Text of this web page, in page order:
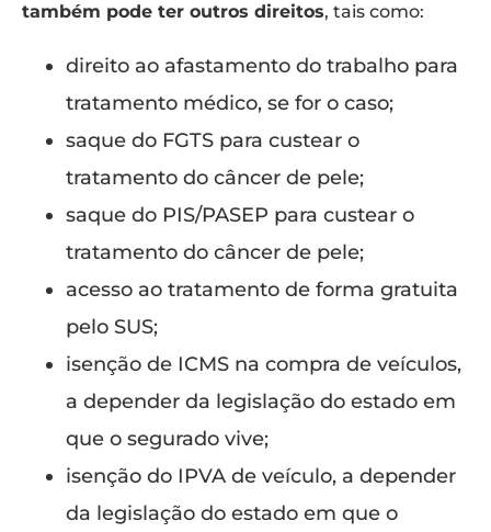
também pode ter outros direitos, tais como:
direito ao afastamento do trabalho para
tratamento médico, se for o caso;
saque do FGTS para custear o
tratamento do câncer de pele;
saque do PIS/PASEP para custear o
tratamento do câncer de pele;
acesso ao tratamento de forma gratuita
pelo SUS;
isenção de ICMS na compra de veículos,
a depender da legislação do estado em
que o segurado vive;
isenção do IPVA de veículo, a depender
da legislação do estado em que o